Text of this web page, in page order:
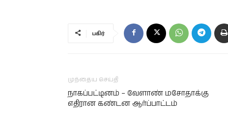
பகிர்
முந்தைய செய்தி
நாகப்பட்டினம் – வேளாண் மசோதாக்கு
எதிரான கண்டன ஆர்ப்பாட்டம்